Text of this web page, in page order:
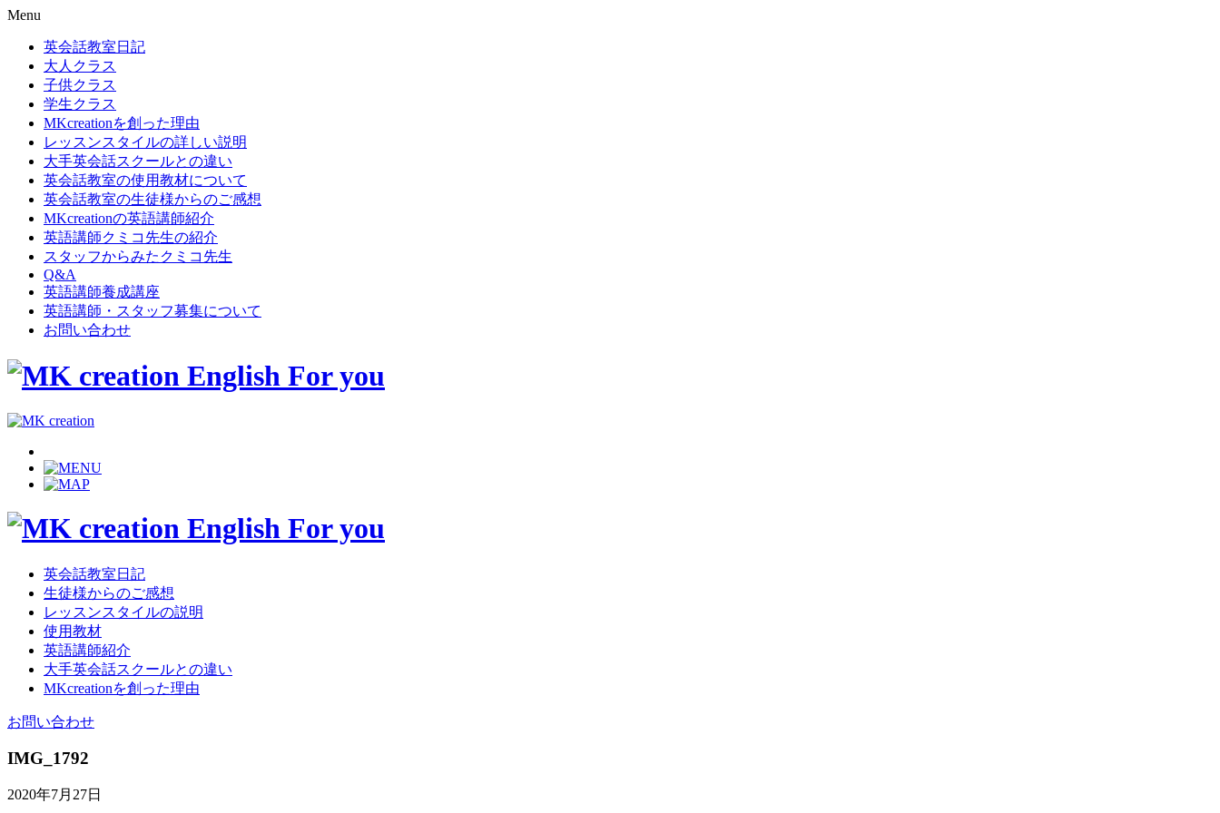
Menu
英会話教室日記
大人クラス
子供クラス
学生クラス
MKcreationを創った理由
レッスンスタイルの詳しい説明
大手英会話スクールとの違い
英会話教室の使用教材について
英会話教室の生徒様からのご感想
MKcreationの英語講師紹介
英語講師クミコ先生の紹介
スタッフからみたクミコ先生
Q&A
英語講師養成講座
英語講師・スタッフ募集について
お問い合わせ
英会話教室日記
生徒様からのご感想
レッスンスタイルの説明
使用教材
英語講師紹介
大手英会話スクールとの違い
MKcreationを創った理由
お問い合わせ
IMG_1792
2020年7月27日